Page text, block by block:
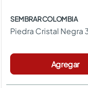
SEMBRAR COLOMBIA
Piedra Cristal Negra
Agregar